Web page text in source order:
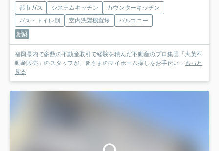
都市ガス システムキッチン
カウンターキッチン
バス・トイレ別
室内洗濯機置場
バルコニー
新築
福岡県内で多数の不動産取引で経験を積んだ不動産のプロ集団「大英不
動産販売」のスタッフが、皆さまのマイホーム探しをお手伝い... もっと
見る